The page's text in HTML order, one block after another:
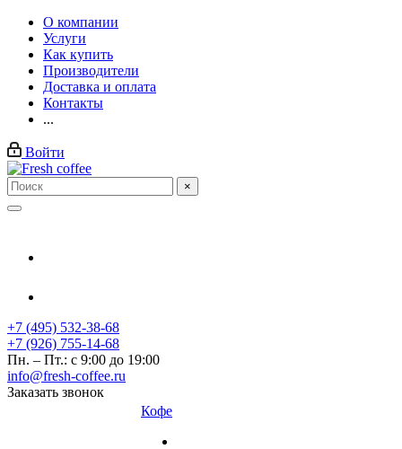
О компании
Услуги
Как купить
Производители
Доставка и оплата
Контакты
...
Войти
×
+7 (495) 532-38-68
+7 (926) 755-14-68
Пн. – Пт.: с 9:00 до 19:00
info@fresh-coffee.ru
Заказать звонок
Кофе